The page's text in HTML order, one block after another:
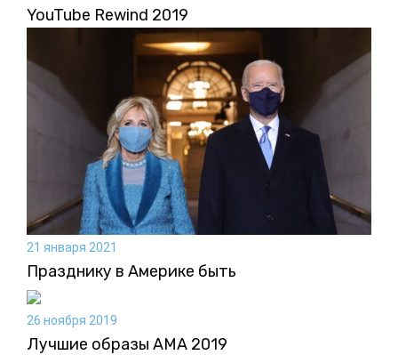
YouTube Rewind 2019
21 января 2021
Празднику в Америке быть
26 ноября 2019
Лучшие образы AMA 2019